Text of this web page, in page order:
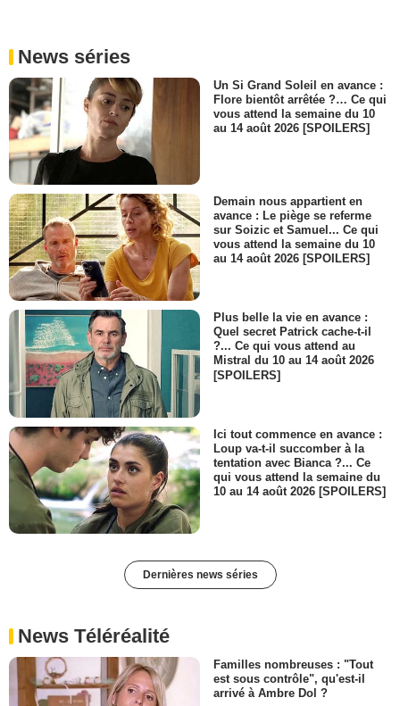
News séries
Un Si Grand Soleil en avance :
Flore bientôt arrêtée ?… Ce qui
vous attend la semaine du 10
au 14 août 2026 [SPOILERS]
Demain nous appartient en
avance : Le piège se referme
sur Soizic et Samuel... Ce qui
vous attend la semaine du 10
au 14 août 2026 [SPOILERS]
Plus belle la vie en avance :
Quel secret Patrick cache-t-il
?... Ce qui vous attend au
Mistral du 10 au 14 août 2026
[SPOILERS]
Ici tout commence en avance :
Loup va-t-il succomber à la
tentation avec Bianca ?... Ce
qui vous attend la semaine du
10 au 14 août 2026 [SPOILERS]
Dernières news séries
News Téléréalité
Familles nombreuses : "Tout
est sous contrôle", qu'est-il
arrivé à Ambre Dol ?